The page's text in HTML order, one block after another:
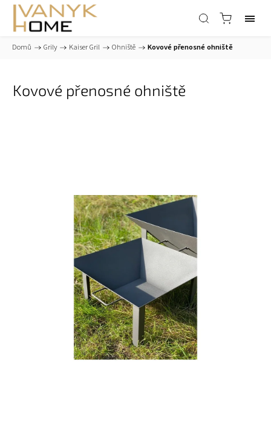
Domů / Grily / Kaiser Gril / Ohniště / Kovové přenosné ohniště
Kovové přenosné ohniště